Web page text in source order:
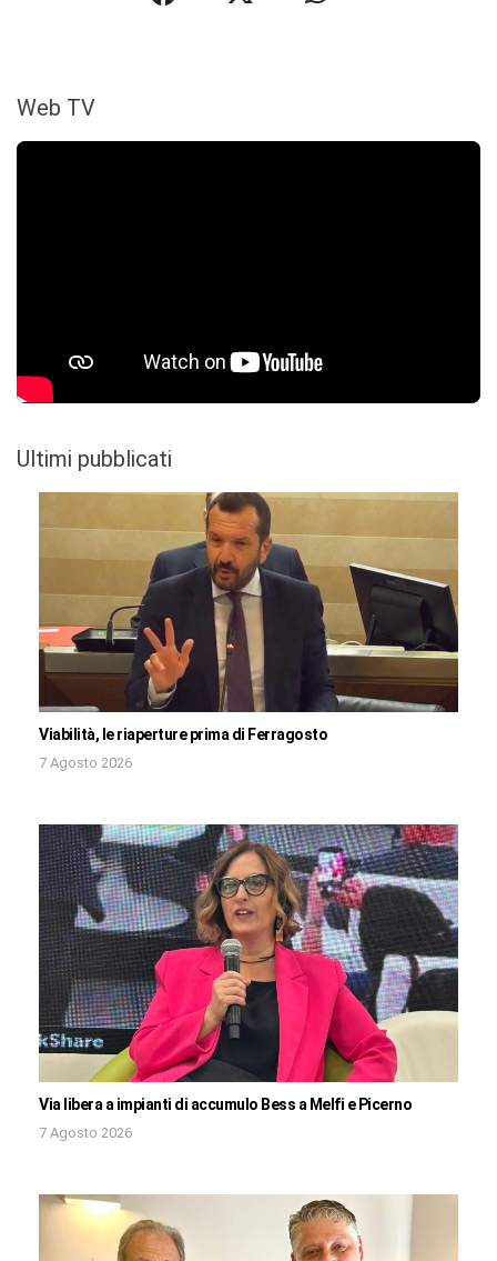
Web TV
Ultimi pubblicati
Viabilità, le riaperture prima di Ferragosto
7 Agosto 2026
Via libera a impianti di accumulo Bess a Melfi e Picerno
7 Agosto 2026